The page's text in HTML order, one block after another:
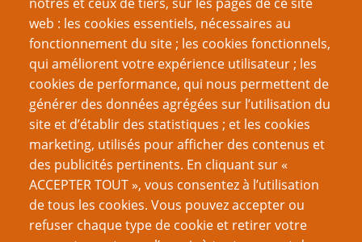
web : les cookies essentiels, nécessaires au
fonctionnement du site ; les cookies fonctionnels,
qui améliorent votre expérience utilisateur ; les
cookies de performance, qui nous permettent de
générer des données agrégées sur l’utilisation du
site et d’établir des statistiques ; et les cookies
marketing, utilisés pour afficher des contenus et
des publicités pertinents. En cliquant sur «
ACCEPTER TOUT », vous consentez à l’utilisation
de tous les cookies. Vous pouvez accepter ou
refuser chaque type de cookie et retirer votre
Recherche
Nom d'utilisateur
Mot de passe